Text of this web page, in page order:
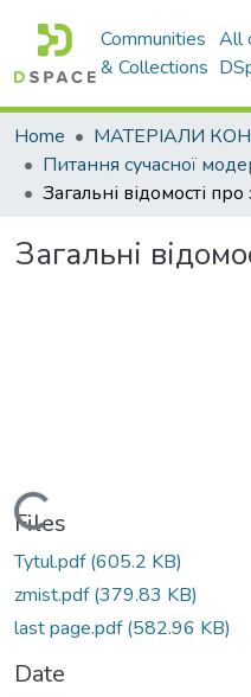
Communities
& Collections
All
Home
Загальні
Loading...
Files
Tytul.pdf(605.2 KB)
zmist.pdf(379.83 KB)
last page.pdf(582.96 KB)
Date